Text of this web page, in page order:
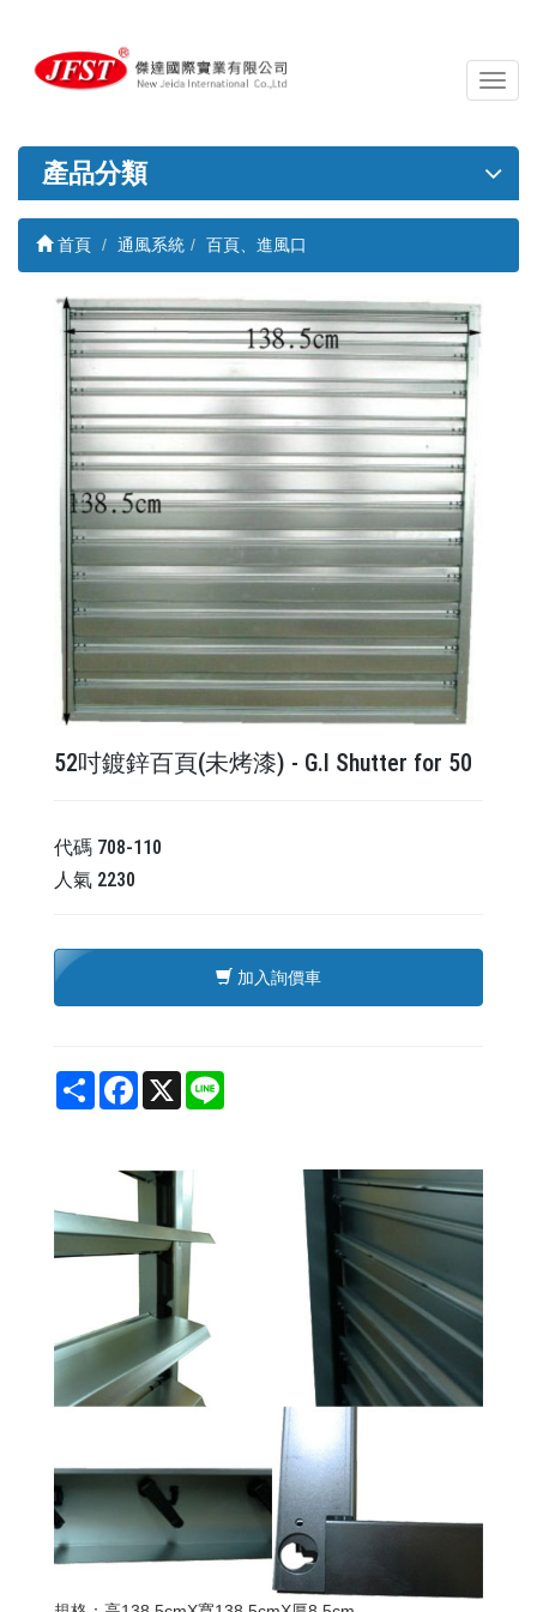
導
覽
關
產品分類
首頁 通風系統 百頁、進風口
52吋鍍鋅百頁(未烤漆) - G.I Shutter for 50
代碼 708-110
人氣 2230
加入詢價車
Share Facebook
X